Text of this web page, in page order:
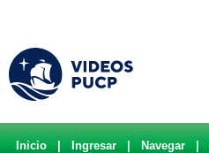
Inicio Ingresar Navegar